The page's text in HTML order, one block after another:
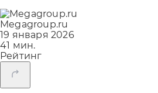
Megagroup.ru
19 января 2026
41 мин.
Рейтинг